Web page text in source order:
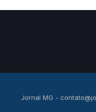
Jornal MG -